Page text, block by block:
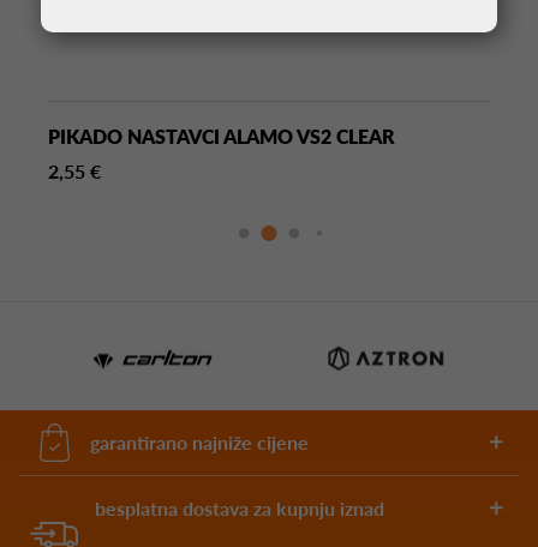
PIKADO NASTAVCI ALAMO VS2 CLEAR
2,55 €
garantirano najniže cijene
besplatna dostava za kupnju iznad